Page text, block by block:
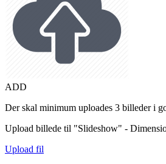
ADD
Der skal minimum uploades 3 billeder i
Upload billede til "Slideshow" -
Upload fil